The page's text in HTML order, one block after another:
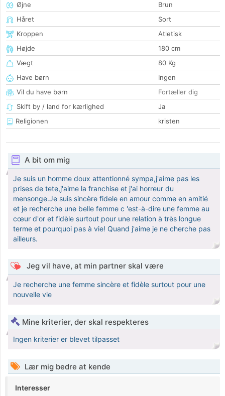
Øjne
Brun
Håret
Sort
Kroppen
Atletisk
Højde
180 cm
Vægt
80 Kg
Have børn
Ingen
Vil du have børn
Fortæller dig
Skift by / land for kærlighed
Ja
Religionen
kristen
A bit om mig
Je suis un homme doux attentionné sympa,j'aime pas les
prises de tete,j'aime la franchise et j'ai horreur du
mensonge.Je suis sincère fidele en amour comme en amitié
et je recherche une belle femme c 'est-à-dire une femme au
cœur d'or et fidèle surtout pour une relation à très longue
terme et pourquoi pas à vie! Quand j'aime je ne cherche pas
ailleurs.
Jeg vil have, at min partner skal være
Je recherche une femme sincère et fidèle surtout pour une
nouvelle vie
Mine kriterier, der skal respekteres
Ingen kriterier er blevet tilpasset
Lær mig bedre at kende
Interesser